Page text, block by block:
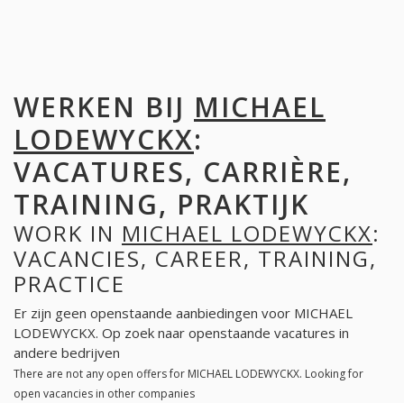
WERKEN BIJ MICHAEL
LODEWYCKX:
VACATURES, CARRIÈRE,
TRAINING, PRAKTIJK
WORK IN MICHAEL LODEWYCKX:
VACANCIES, CAREER, TRAINING,
PRACTICE
Er zijn geen openstaande aanbiedingen voor MICHAEL
LODEWYCKX. Op zoek naar openstaande vacatures in
andere bedrijven
There are not any open offers for MICHAEL LODEWYCKX. Looking for
open vacancies in other companies